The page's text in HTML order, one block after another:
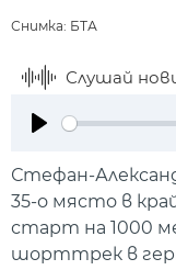
Снимка: БТА
Слушай
Стефан-
35-о място в
старт на 1000
шорттрек в